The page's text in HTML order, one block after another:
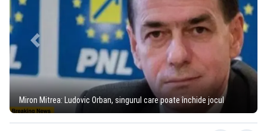
Miron Mitrea: Ludovic Orban, singurul care poate închide jocul